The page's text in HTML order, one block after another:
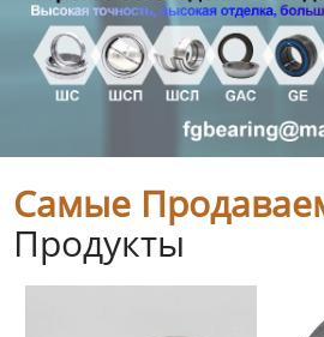
Самые
Продукты